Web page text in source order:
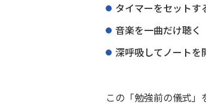
タイマーをセットす
音楽を一曲だけ聴く
深呼吸してノートを
この「勉強前の儀式」